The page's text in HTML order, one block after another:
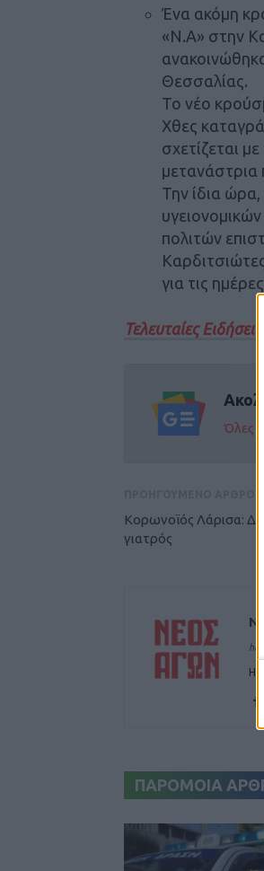
Ένα ακόμη
«Ν.Α» στην
Θεσσαλίας.
Το νέο
Χθες
σχετίζεται
μετανάστρια
Την ίδια ώρα,
πολιτών
για τις
Τελευταίες
Όλες
Κορωνοϊός Λάρισα:
γιατρός
Η
ΠΑΡΟΜΟΙΑ